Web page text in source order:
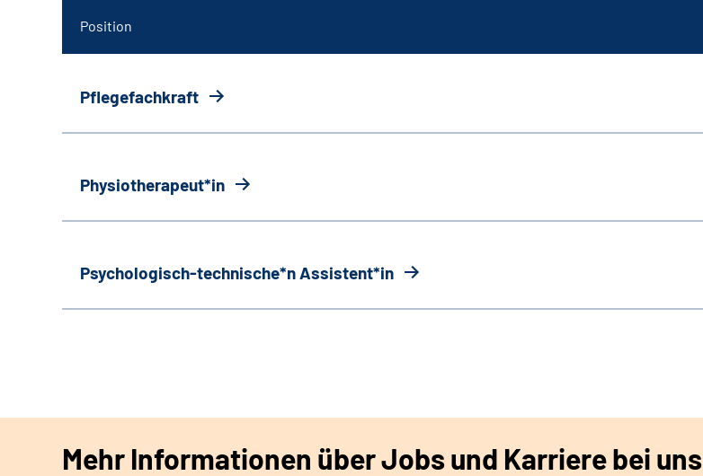
Position
Pflegefachkraft
Physiotherapeut*in
Psychologisch-technische*n Assistent*in
Mehr Informationen über Jobs und Karriere bei uns